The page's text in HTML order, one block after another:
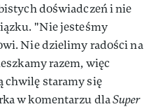
doświadczeń i nie
"Nie jesteśmy
Nie dzielimy radości na
razem, więc
chwilę staramy się
w komentarzu dlaSuper